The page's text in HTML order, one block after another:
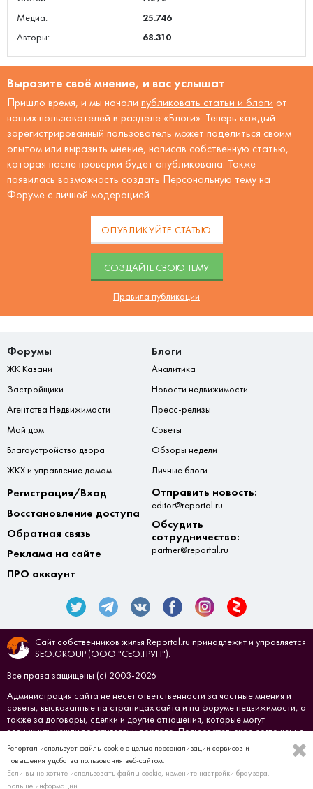
Репортал использует файлы cookie с целью персонализации сервисов и
повышения удобства пользования веб-сайтом.
Если вы не хотите использовать файлы cookie, измените настройки браузера.
Больше информации
Медиа:
25.746
Авторы:
68.310
Выразите своё мнение, и вас услышат
Пришло время, и мы начали публиковать статьи и блоги от
наших пользователей в разделе «Блоги». Теперь каждый
зарегистрированный пользователь может поделиться своим
опытом или выразить мнение, написав собственную статью,
которая после проверки будет опубликована. Также
появилась возможность создать Персональную тему на
Форуме с личной модерацией.
ОПУБЛИКУЙТЕ СТАТЬЮ
CОЗДАЙТЕ СВОЮ ТЕМУ
Правила публикации
Форумы
ЖК Казани
Застройщики
Агентства Недвижимости
Мой дом
Благоустройство двора
ЖКХ и управление домом
Блоги
Аналитика
Новости недвижимости
Пресс-релизы
Советы
Обзоры недели
Личные блоги
Регистрация/Вход
Восстановление доступа
Обратная связь
Реклама на сайте
ПРО аккаунт
Отправить новость:
editor@reportal.ru
Обсудить
сотрудничество:
partner@reportal.ru
Сайт собственников жилья Reportal.ru принадлежит и управляется
SEO.GROUP (ООО "СЕО.ГРУП").
Все права защищены (с) 2003-2026
Администрация сайта не несет ответственности за частные мнения и
советы, высказанные на страницах сайта и на форуме недвижимости, а
также за договоры, сделки и другие отношения, которые могут
возникнуть между посетителями портала.Пользовательское соглашение
Создано в СЕО.ГРУП